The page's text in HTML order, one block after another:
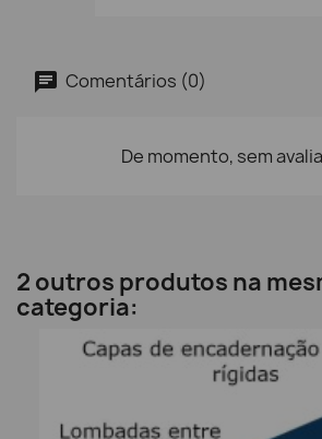
Comentários (0)
De momento, sem
2 outros produtos na
categoria: